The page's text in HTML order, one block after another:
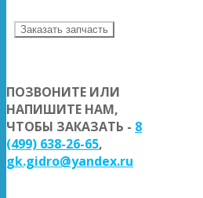
Заказать запчасть
ПОЗВОНИТЕ ИЛИ
НАПИШИТЕ НАМ,
ЧТОБЫ ЗАКАЗАТЬ - 8
(499) 638-26-65,
gk.gidro@yandex.ru